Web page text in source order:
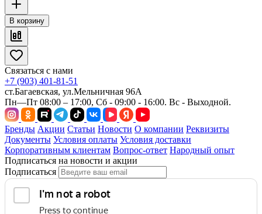
В корзину
Связаться с нами
+7 (903) 401-81-51
ст.Багаевская, ул.Мельничная 96А
Пн—Пт 08:00 – 17:00, Сб - 09:00 - 16:00. Вс - Выходной.
Бренды Акции Статьи Новости О компании Реквизиты
Документы Условия оплаты Условия доставки
Корпоративным клиентам Вопрос-ответ Народный опыт
Подписаться на новости и акции
Подписаться